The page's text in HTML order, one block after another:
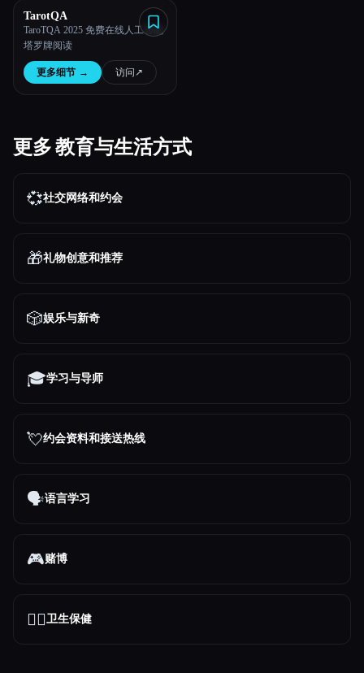
TarotQA
TaroTQA 2025 免费在线人工智能
塔罗牌阅读
更多细节 → 访问 ↗︎
更多 教育与生活方式
💞社交网络和约会
🎁礼物创意和推荐
🎲娱乐与新奇
🎓学习与导师
💘约会资料和接送热线
🗣️语言学习
🎮赌博
👩‍⚕️卫生保健